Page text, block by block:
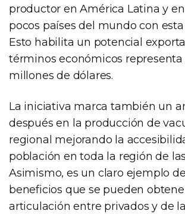
productor en América Latina y
pocos países del mundo con
Esto habilita un potencial
términos económicos representa
millones de dólares.
La iniciativa marca también un
después en la producción de
regional mejorando la
población en toda la región de
Asimismo, es un claro ejemplo
beneficios que se pueden
articulación entre privados y de